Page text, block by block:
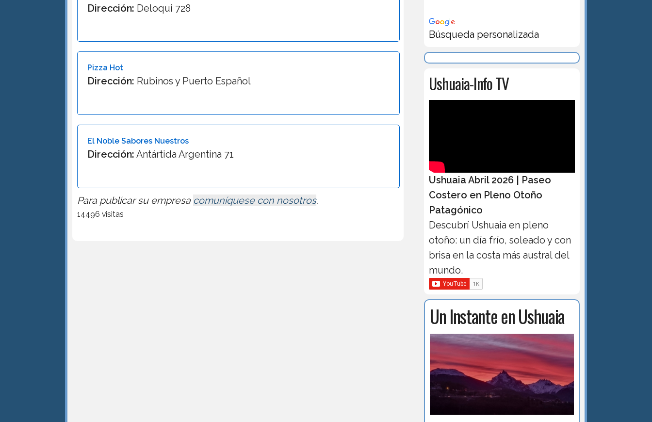
Dirección: Deloqui 728
Pizza Hot
Dirección: Rubinos y Puerto Español
El Noble Sabores Nuestros
Dirección: Antártida Argentina 71
Para publicar su empresa comuníquese con nosotros.
14496 visitas
Búsqueda personalizada
Ushuaia-Info TV
Ushuaia Abril 2026 | Paseo
Costero en Pleno Otoño
Patagónico
Descubrí Ushuaia en pleno
otoño: un día frío, soleado y con
brisa en la costa más austral del
mundo.
Un Instante en Ushuaia